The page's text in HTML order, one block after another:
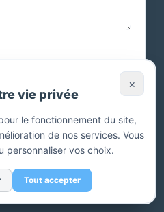
photos ou autres documents.
— devis gratuit
vous rappelle pour affiner
projet.
vie privée
×
le fonctionnement du site,
de nos services. Vous
personnaliser vos choix.
Tout accepter